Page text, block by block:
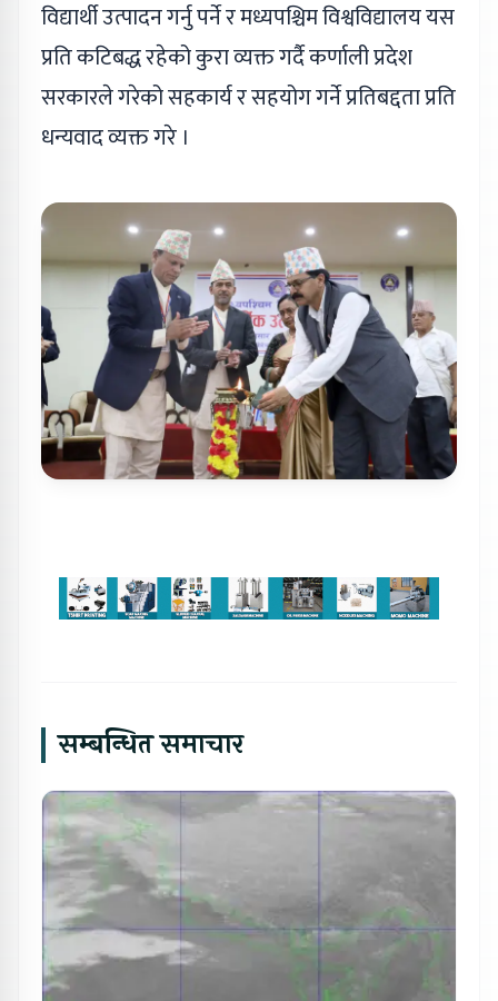
विद्यार्थी उत्पादन गर्नु पर्ने र मध्यपश्चिम विश्वविद्यालय यस
प्रति कटिबद्ध रहेको कुरा व्यक्त गर्दै कर्णाली प्रदेश
सरकारले गरेको सहकार्य र सहयोग गर्ने प्रतिबद्दता प्रति
धन्यवाद व्यक्त गरे ।
सम्बन्धित समाचार